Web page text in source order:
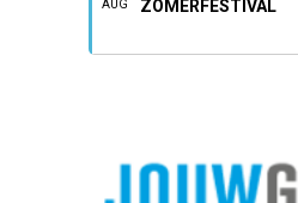
AUG
ZOMERFESTIVAL